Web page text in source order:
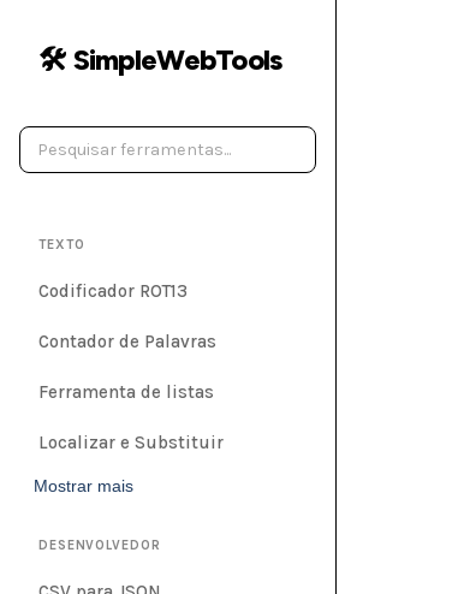
🛠️ SimpleWebTools
TEXTO
Codificador ROT13
Contador de Palavras
Ferramenta de listas
Localizar e Substituir
Mostrar mais
DESENVOLVEDOR